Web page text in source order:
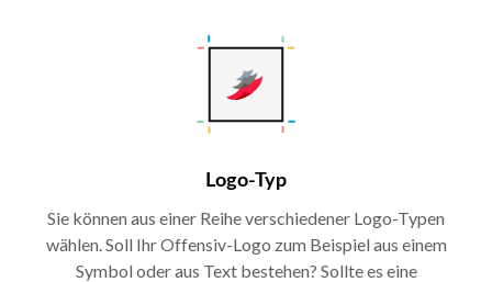
Logo-Typ
Sie können aus einer Reihe verschiedener Logo-Typen
wählen. Soll Ihr Offensiv-Logo zum Beispiel aus einem
Symbol oder aus Text bestehen? Sollte es eine